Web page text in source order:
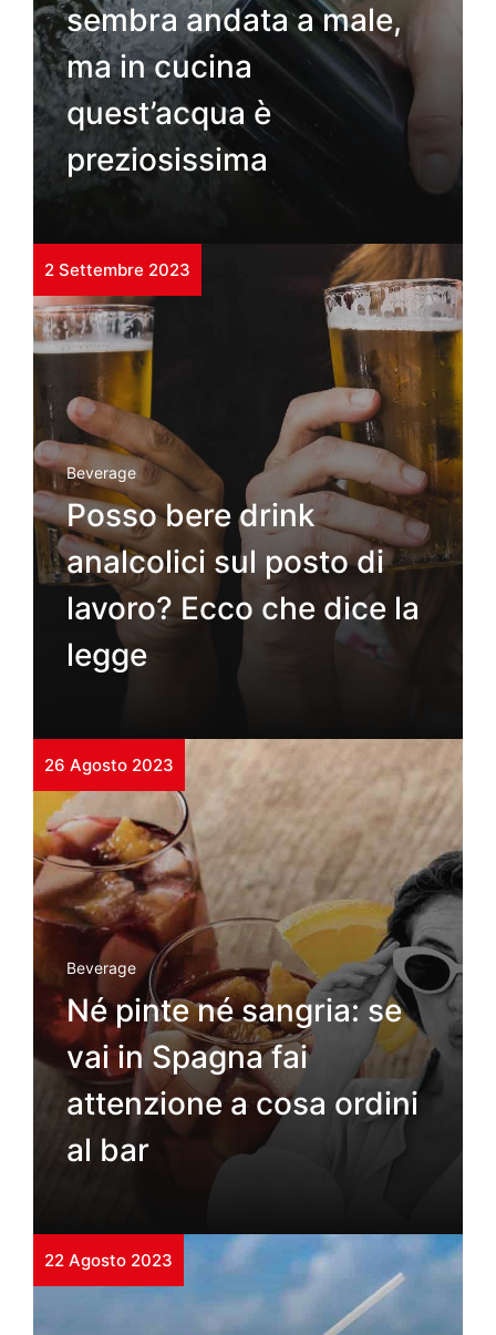
sembra andata a male,
ma in cucina
quest’acqua è
preziosissima
2 Settembre 2023
Beverage
Posso bere drink
analcolici sul posto di
lavoro? Ecco che dice la
legge
26 Agosto 2023
Beverage
Né pinte né sangria: se
vai in Spagna fai
attenzione a cosa ordini
al bar
22 Agosto 2023